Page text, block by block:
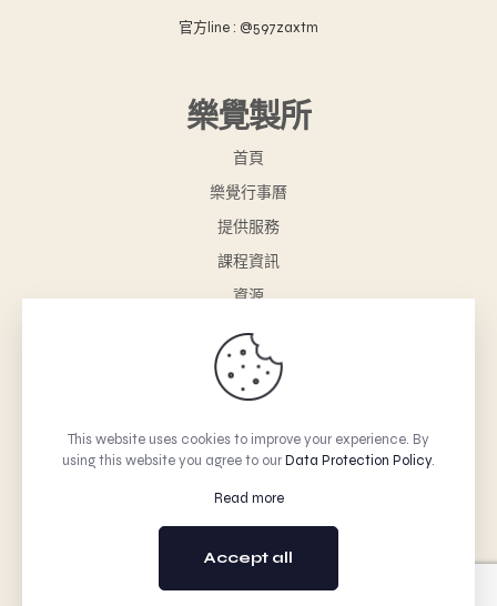
官方line : @597zaxtm
樂覺製所
首頁
樂覺行事曆
提供服務
課程資訊
資源
樂覺小舖
聯絡我們
購物車
This website uses cookies to improve your experience. By
using this website you agree to ourData Protection Policy.
Read more
Accept all